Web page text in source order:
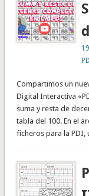
Compartimos un
Digital Interactiva
suma y resta de
tabla del 100. En el
ficheros para la